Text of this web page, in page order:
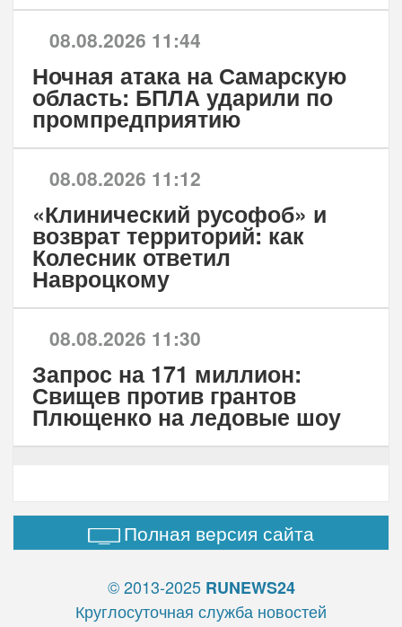
08.08.2026 11:44
Ночная атака на Самарскую
область: БПЛА ударили по
промпредприятию
08.08.2026 11:12
«Клинический русофоб» и
возврат территорий: как
Колесник ответил
Навроцкому
08.08.2026 11:30
Запрос на 171 миллион:
Свищев против грантов
Плющенко на ледовые шоу
Полная версия сайта
© 2013-2025 RUNEWS24
Круглосуточная служба новостей